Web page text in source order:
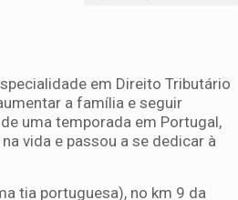
em Direito Tributário
a família e seguir
uma temporada em Portugal,
vida e passou a se dedicar à
tia portuguesa), no km 9 da